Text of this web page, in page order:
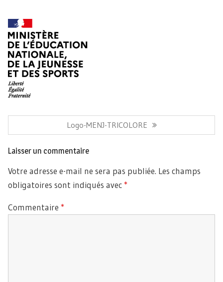
Navigation
l’article
Article
Précédent:
Logo-MENJ-TRICOLORE
Laisser un commentaire
Votre adresse e-mail ne sera pas publiée. Les champs
obligatoires sont indiqués avec*
Commentaire *